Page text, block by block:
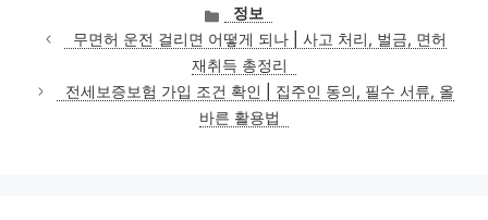
카
테
고
리
정보
무면허 운전 걸리면 어떻게 되나 | 사고 처리, 벌금, 면허
재취득 총정리
전세보증보험 가입 조건 확인 | 집주인 동의, 필수 서류, 올
바른 활용법